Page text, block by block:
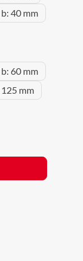
40 mm
60 mm
mm